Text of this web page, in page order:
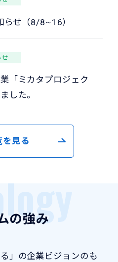
らせ（8/8~16）
せ
「ミカタプロジェク
した。
を見る
の強み
」の企業ビジョンのも